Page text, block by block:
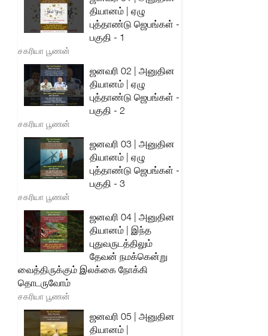
தியானம் | ஏழு
புத்தாண்டு ஜெபங்கள் -
பகுதி - 1
சகரியா பூணன்
ஜனவரி 02 | அனுதின
தியானம் | ஏழு
புத்தாண்டு ஜெபங்கள் -
பகுதி - 2
சகரியா பூணன்
ஜனவரி 03 | அனுதின
தியானம் | ஏழு
புத்தாண்டு ஜெபங்கள் -
பகுதி - 3
சகரியா பூணன்
ஜனவரி 04 | அனுதின
தியானம் | இந்த
புதுவருடத்திலும்
தேவன் நமக்கென்று
வைத்திருக்கும் இலக்கை நோக்கி
தொடருவோம்
சகரியா பூணன்
ஜனவரி 05 | அனுதின
தியானம் |